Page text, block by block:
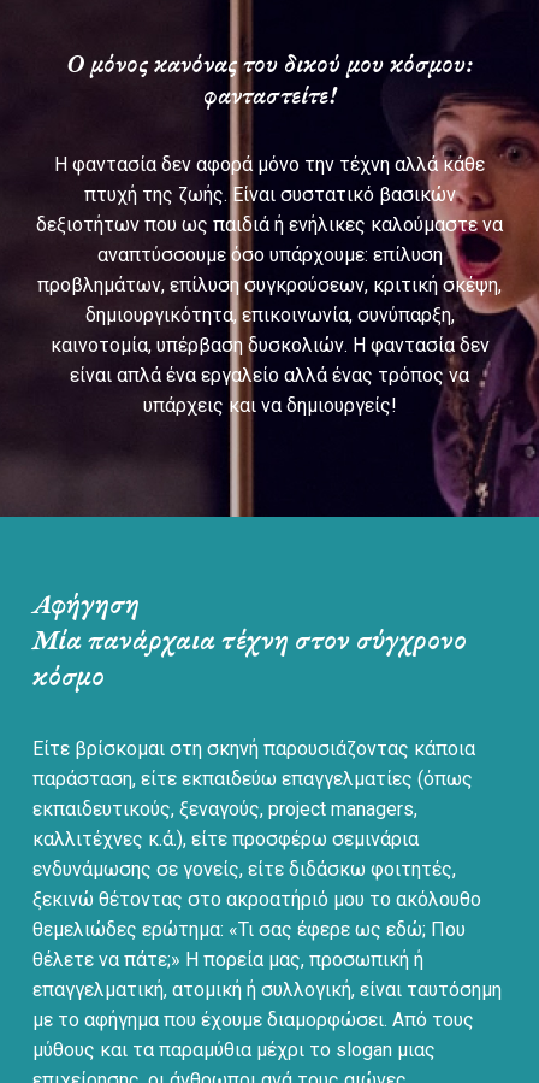
Ο μόνος κανόνας του δικού μου κόσμου:
φανταστείτε!
Η φαντασία δεν αφορά μόνο την τέχνη αλλά κάθε
πτυχή της ζωής. Είναι συστατικό βασικών
δεξιοτήτων που ως παιδιά ή ενήλικες καλούμαστε να
αναπτύσσουμε όσο υπάρχουμε: επίλυση
προβλημάτων, επίλυση συγκρούσεων, κριτική σκέψη,
δημιουργικότητα, επικοινωνία, συνύπαρξη,
καινοτομία, υπέρβαση δυσκολιών. Η φαντασία δεν
είναι απλά ένα εργαλείο αλλά ένας τρόπος να
υπάρχεις και να δημιουργείς!
Αφήγηση
Μία πανάρχαια τέχνη στον σύγχρονο
κόσμο
Είτε βρίσκομαι στη σκηνή παρουσιάζοντας κάποια
παράσταση, είτε εκπαιδεύω επαγγελματίες (όπως
εκπαιδευτικούς, ξεναγούς, project managers,
καλλιτέχνες κ.ά.), είτε προσφέρω σεμινάρια
ενδυνάμωσης σε γονείς, είτε διδάσκω φοιτητές,
ξεκινώ θέτοντας στο ακροατήριό μου το ακόλουθο
θεμελιώδες ερώτημα: «Τι σας έφερε ως εδώ; Που
θέλετε να πάτε;» Η πορεία μας, προσωπική ή
επαγγελματική, ατομική ή συλλογική, είναι ταυτόσημη
με το αφήγημα που έχουμε διαμορφώσει. Από τους
μύθους και τα παραμύθια μέχρι το slogan μιας